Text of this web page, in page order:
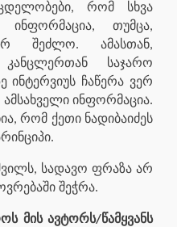
რომ სხვა
ინფორმაცია, თუმცა,
შეძლო. ამასთან,
კანცლერთან საჯარო
ინტერვიუს ჩაწერა ვერ
ამსახველი ინფორმაცია.
რომ ქეთი ნადიბაიძეს
სადავო ფრაზა არ
შეჭრა.
მის ავტორს/წამყვანს